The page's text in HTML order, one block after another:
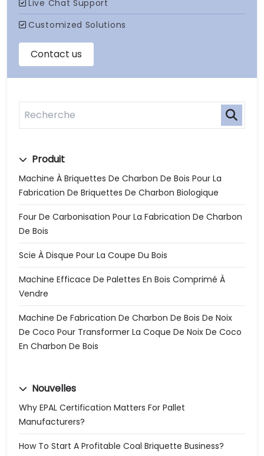
Produit
Machine À Briquettes De Charbon De Bois Pour La
Fabrication De Briquettes De Charbon Biologique
Four De Carbonisation Pour La Fabrication De Charbon
De Bois
Scie À Disque Pour La Coupe Du Bois
Machine Efficace De Palettes En Bois Comprimé À
Vendre
Machine De Fabrication De Charbon De Bois De Noix
De Coco Pour Transformer La Coque De Noix De Coco
En Charbon De Bois
Nouvelles
Why EPAL Certification Matters For Pallet
Manufacturers?
How To Start A Profitable Coal Briquette Business?